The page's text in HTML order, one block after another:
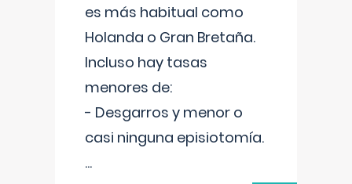
es más habitual como
Holanda o Gran Bretaña.
Incluso hay tasas
menores de:
- Desgarros y menor o
casi ninguna episiotomía.
...